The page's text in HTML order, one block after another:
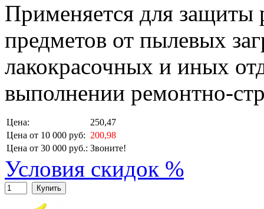
Применяется для защиты
предметов от пылевых
лакокрасочных и иных
выполнении ремонтно-
Цена:
250,47
Цена от 10 000 руб: 200,98
Цена от 30 000 руб.: Звоните!
Условия скидок %
Купить